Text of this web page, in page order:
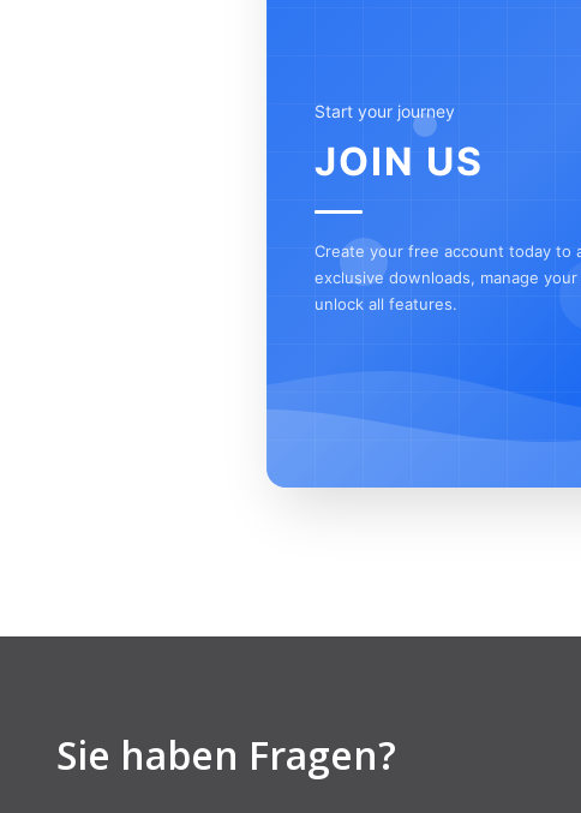
Start your journey
JOIN US
Create your free account today to
exclusive downloads, manage
unlock all features.
Sie haben Fragen?